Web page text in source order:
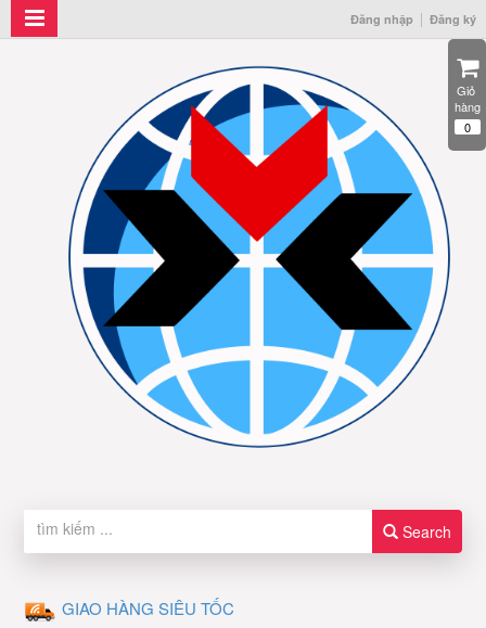
Đăng nhập Đăng ký
Search
GIAO HÀNG SIÊU TỐC
Giỏ
hàng
0